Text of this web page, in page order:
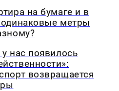
на бумаге и в
метры
нас появилось
возвращается